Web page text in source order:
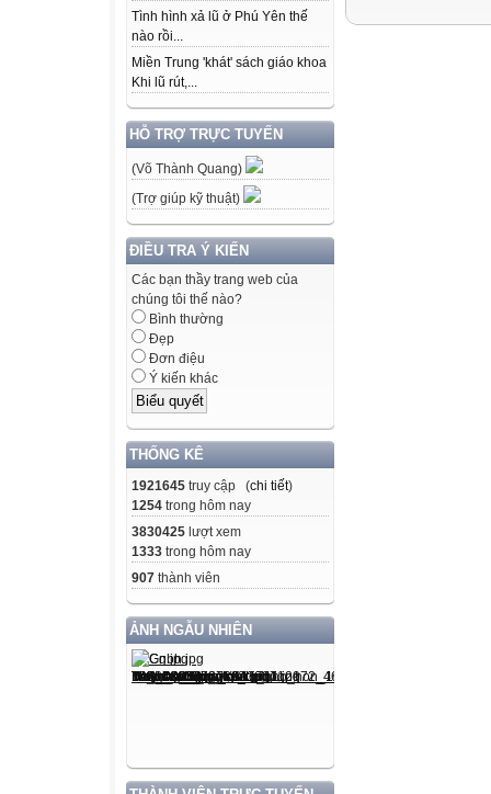
Tình hình xả lũ ở Phú Yên thế
nào rồi...
Miền Trung 'khát' sách giáo khoa
Khi lũ rút,...
HỖ TRỢ TRỰC TUYẾN
(Võ Thành Quang)
(Trợ giúp kỹ thuật)
ĐIỀU TRA Ý KIẾN
Các bạn thầy trang web của
chúng tôi thế nào?
Bình thường
Đẹp
Đơn điệu
Ý kiến khác
THỐNG KÊ
1921645 truy cập (chi tiết)
1254 trong hôm nay
3830425 lượt xem
1333 trong hôm nay
907 thành viên
ẢNH NGẪU NHIÊN